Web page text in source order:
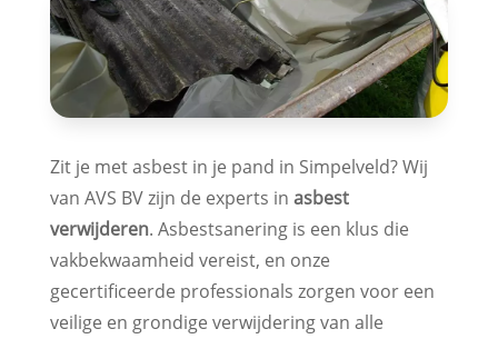
Zit je met asbest in je pand in Simpelveld? Wij
van AVS BV zijn de experts in asbest
verwijderen. Asbestsanering is een klus die
vakbekwaamheid vereist, en onze
gecertificeerde professionals zorgen voor een
veilige en grondige verwijdering van alle